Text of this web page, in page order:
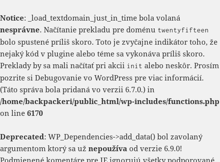
Notice: _load_textdomain_just_in_time bola volaná
nesprávne. Načítanie prekladu pre doménu twentyfifteen
bolo spustené príliš skoro. Toto je zvyčajne indikátor toho, že
nejaký kód v plugine alebo téme sa vykonáva príliš skoro.
Preklady by sa mali načítať pri akcii init alebo neskôr. Prosím
pozrite si Debugovanie vo WordPress pre viac informácií.
(Táto správa bola pridaná vo verzii 6.7.0.) in
/home/backpackeri/public_html/wp-includes/functions.php
on line 6170
Deprecated: WP_Dependencies->add_data() bol zavolaný
argumentom ktorý sa už nepoužíva od verzie 6.9.0!
Podmienené komentáre pre IE ignorujú všetky podporované